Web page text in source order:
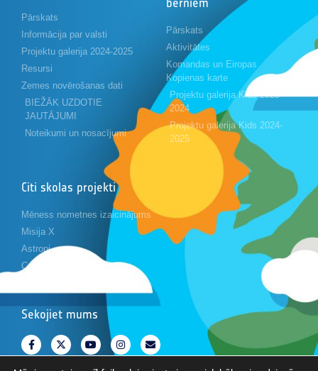
Pārskats
Informācija par valsti
Projektu galerija 2024-2025
Resursi
Zemes novērošanas dati
BIEŽĀK UZDOTIE
JAUTĀJUMI
Noteikumi un nosacījumi
Pārskats
Aktivitātes
Komandas un Eiropas
Kopienas karte
Projektu galerija Kids 2023-
2024
Projektu galerija Kids 2024-
2025
Citi skolas projekti
Mēness nometnes izaicinājums
Misija X
Astropi
Cansat
Sekojiet mums